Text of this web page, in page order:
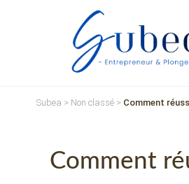
Subea > Non classé > Comment
Comment